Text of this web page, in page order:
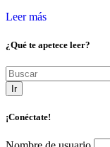
Leer más
¿Qué te apetece leer?
Ir
¡Conéctate!